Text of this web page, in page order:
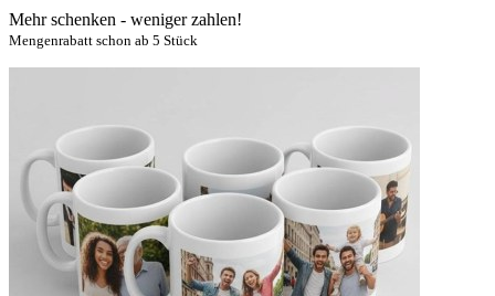
Mehr schenken - weniger zahlen!
Mengenrabatt schon ab 5 Stück